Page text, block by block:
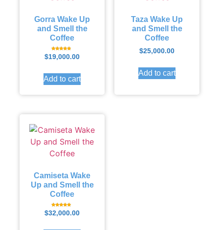
Gorra Wake Up
and Smell the
Coffee
Rated
5.00
$19,000.00
Add to cart
Taza Wake Up
and Smell the
Coffee
$25,000.00
Add to cart
Camiseta Wake
Up and Smell the
Coffee
Rated
5.00
$32,000.00